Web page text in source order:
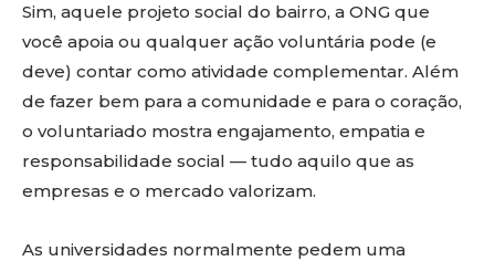
Sim, aquele projeto social do bairro, a ONG que
você apoia ou qualquer ação voluntária pode (e
deve) contar como atividade complementar. Além
de fazer bem para a comunidade e para o coração,
o voluntariado mostra engajamento, empatia e
responsabilidade social — tudo aquilo que as
empresas e o mercado valorizam.
As universidades normalmente pedem uma